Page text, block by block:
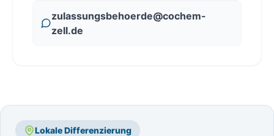
zulassungsbehoerde@cochem-
zell.de
Lokale Differenzierung